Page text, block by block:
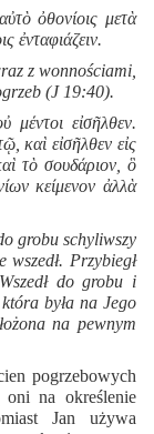
ὀθονίοις μετὰ
ἐνταφιάζειν.
z wonnościami,
(J 19:40).
μέντοι εἰσῆλθεν.
καὶ εἰσῆλθεν εἰς
τὸ σουδάριον, ὃ
κείμενον ἀλλὰ
grobu schyliwszy
wszedł. Przybiegł
do grobu i
była na Jego
na pewnym
pogrzebowych
oni na określenie
Jan używa